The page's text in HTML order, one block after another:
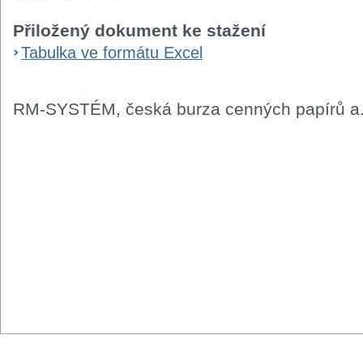
Přiložený dokument ke stažení
Tabulka ve formátu Excel
RM-SYSTÉM, česká burza cenných papírů